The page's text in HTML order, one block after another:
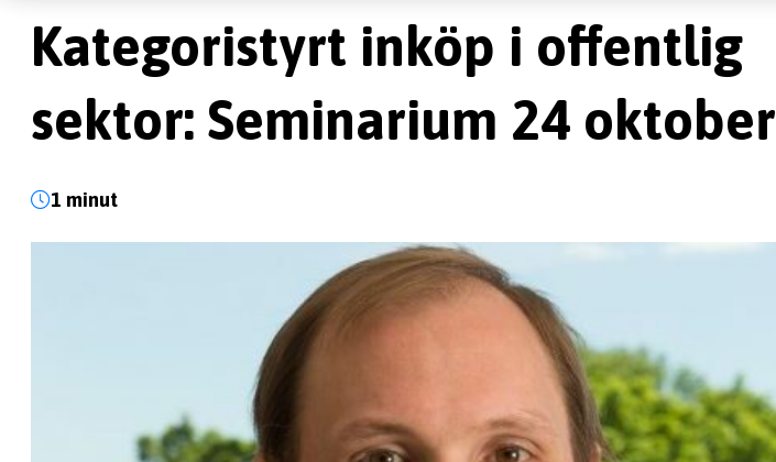
Kategoristyrt inköp i offentlig
sektor: Seminarium 24 oktober
1 minut